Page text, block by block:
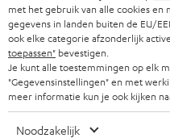
met het gebruik van alle cookies
gegevens in landen buiten de EU/
ook elke categorie afzonderlijk
toepassen" bevestigen.
Je kunt alle toestemmingen op elk
"Gegevensinstellingen" en met
meer informatie kun je ook kijken
Noodzakelijk